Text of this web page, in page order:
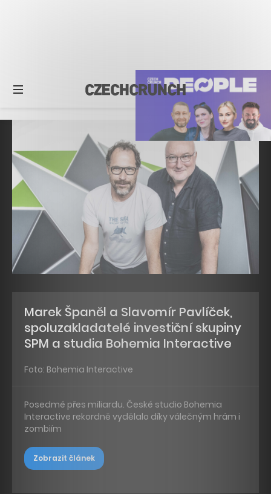
Marek Španěl a Slavomír Pavlíček,
spoluzakladatelé investiční skupiny
SPM a studia Bohemia Interactive
Foto: Bohemia Interactive
Posedmé přes miliardu. České studio Bohemia
Interactive rekordně vydělalo díky válečným hrám i
zombiím
Zobrazit článek